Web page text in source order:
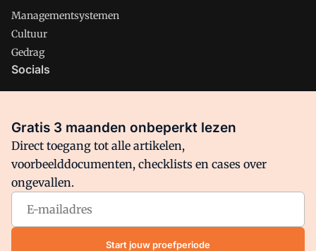
Managementsystemen
Cultuur
Gedrag
Socials
Facebook
Arbo is onderdeel van VMN media. Lees inons manifestwaar
VMN media voor staat. Op gebruik van deze site zijn de
volgende regelingen van toepassing:Algemene Voorwaarden
Privacy en Cookie beleid|Privacy instellingen
Gratis 3 maanden onbeperkt lezen
Direct toegang tot alle artikelen,
voorbeelddocumenten, checklists en cases over
ongevallen.
Start jouw proefperiode